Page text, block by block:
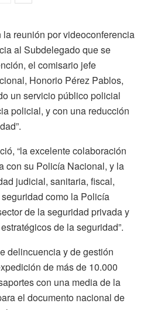
reunión por videoconferencia
al Subdelegado que se
el comisario jefe
Honorio Pérez Pablos,
un servicio público policial
policial, y con una reducción
“la excelente colaboración
con su Policía Nacional, y la
judicial, sanitaria, fiscal,
como la Policía
de la seguridad privada y
de la seguridad”.
delincuencia y de gestión
de más de 10.000
con una media de la
el documento nacional de